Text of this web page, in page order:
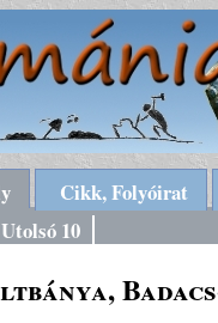
Cikk, Folyóirat
Utolsó 10